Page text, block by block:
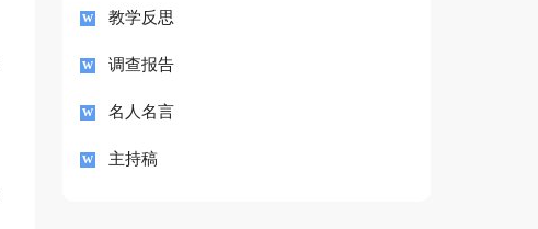
教学反思
调查报告
名人名言
主持稿